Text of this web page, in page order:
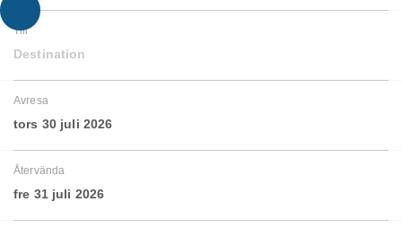
Till
Destination
Avresa
tors 30 juli 2026
Återvända
fre 31 juli 2026